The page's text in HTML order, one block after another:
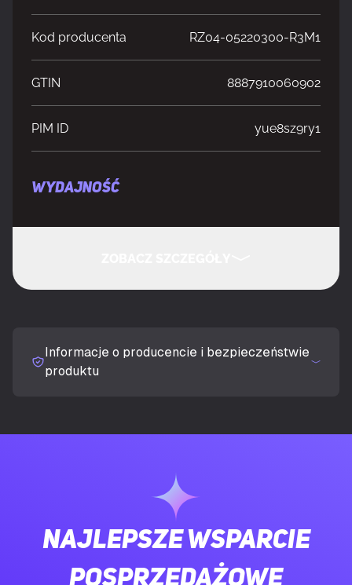
Kod producenta RZ04-05220300-R3M1
GTIN 8887910060902
PIM ID yue8sz9ry1
WYDAJNOŚĆ
Segment rynku
operacyjne
Wyciszenie, Pairing, Objętość +,
Volume -
Regulacja głośności Obrotowy
Informacje o producencie i bezpieczeństwie
produktu
Najlepsze wsparcie